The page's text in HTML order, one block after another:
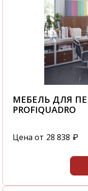
МЕБЕЛЬ ДЛЯ
PROFIQUADRO
Цена от 28 838 ₽